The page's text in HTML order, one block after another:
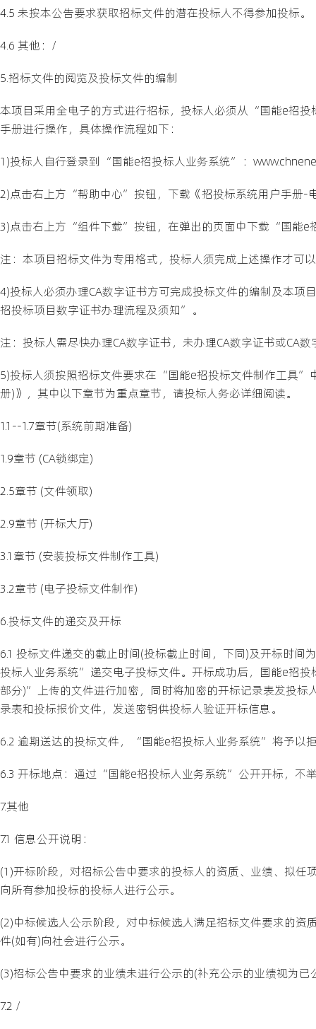
4.5 未按本公告要求获取招标文件的潜在投标人不得参加投标。
4.6 其他：/
5.招标文件的阅览及投标文件的编制
本项目采用全电子的方式进行招标，投标人必须从“国能e招
手册进行操作，具体操作流程如下：
1)投标人自行登录到“国能e招投标人业务系统”：
2)点击右上方“帮助中心”按钮，下载《招投标系统用户手册-
3)点击右上方“组件下载”按钮，在弹出的页面中下载“国能
注：本项目招标文件为专用格式，投标人须完成上述操作才可
4)投标人必须办理CA数字证书方可完成投标文件的编制及本
招投标项目数字证书办理流程及须知”。
注：投标人需尽快办理CA数字证书，未办理CA数字证书或CA
5)投标人须按照招标文件要求在“国能e招投标文件制作工具”
册)》，其中以下章节为重点章节，请投标人务必详细阅读。
1.1--1.7章节(系统前期准备)
1.9章节 (CA锁绑定)
2.5章节 (文件领取)
2.9章节 (开标大厅)
3.1章节 (安装投标文件制作工具)
3.2章节 (电子投标文件制作)
6.投标文件的递交及开标
6.1 投标文件递交的截止时间(投标截止时间，下同)及开标时
投标人业务系统”递交电子投标文件。开标成功后，国能e招
部分)”上传的文件进行加密，同时将加密的开标记录表发投标
录表和投标报价文件，发送密钥供投标人验证开标信息。
6.2 逾期送达的投标文件，“国能e招投标人业务系统”将予以
6.3 开标地点：通过“国能e招投标人业务系统”公开开标，不
7.其他
7.1 信息公开说明：
(1)开标阶段，对招标公告中要求的投标人的资质、业绩、拟
向所有参加投标的投标人进行公示。
(2)中标候选人公示阶段，对中标候选人满足招标文件要求的
件(如有)向社会进行公示。
(3)招标公告中要求的业绩未进行公示的(补充公示的业绩视为
7.2 /